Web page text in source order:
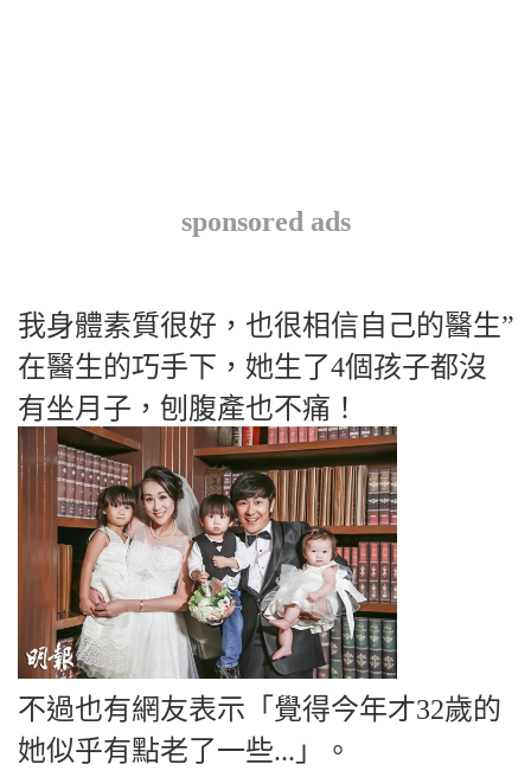
sponsored ads
我身體素質很好，也很相信自己的醫生”
在醫生的巧手下，她生了4個孩子都沒
有坐月子，刨腹產也不痛！
不過也有網友表示「覺得今年才32歲的
她似乎有點老了一些...」。